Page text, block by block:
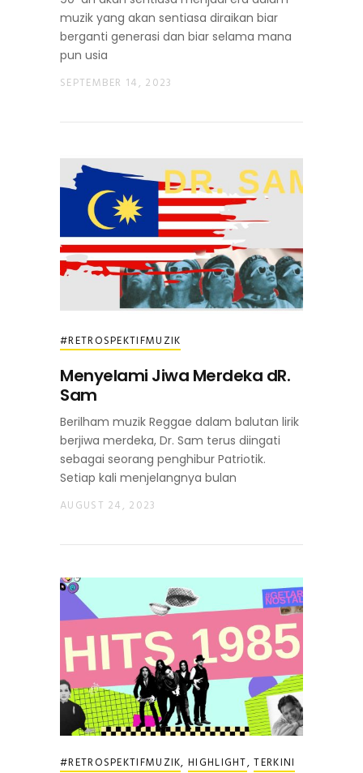
muzik yang akan sentiasa diraikan biar
berganti generasi dan biar selama mana
pun usia
SEPTEMBER 14, 2023
#RETROSPEKTIFMUZIK
Menyelami Jiwa Merdeka dR.
Sam
Berilham muzik Reggae dalam balutan lirik
berjiwa merdeka, Dr. Sam terus diingati
sebagai seorang penghibur Patriotik.
Setiap kali menjelangnya bulan
AUGUST 24, 2023
#RETROSPEKTIFMUZIK,HIGHLIGHT,TERKINI